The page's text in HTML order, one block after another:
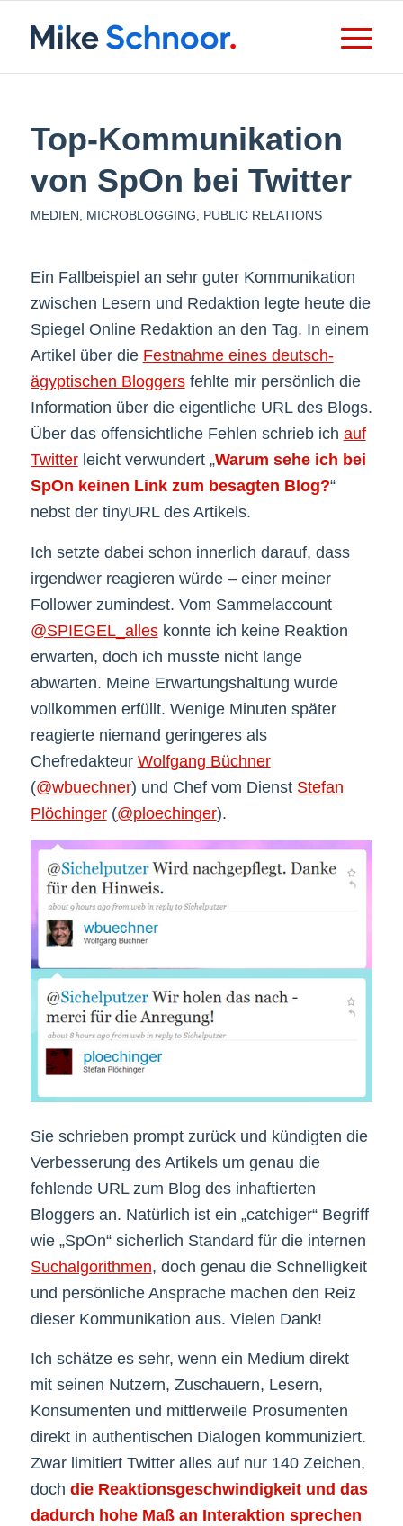
Top-Kommunikation
von SpOn bei Twitter
MEDIEN MICROBLOGGING PUBLIC RELATIONS
Ein Fallbeispiel an sehr guter Kommunikation
zwischen Lesern und Redaktion legte heute die
Spiegel Online Redaktion an den Tag. In einem
Artikel über die Festnahme eines deutsch-
ägyptischen Bloggersfehlte mir persönlich die
Information über die eigentliche URL des Blogs.
Über das offensichtliche Fehlen schrieb ich auf
Twitterleicht verwundert „Warum sehe ich bei
SpOn keinen Link zum besagten Blog?“
nebst der tinyURL des Artikels.
Ich setzte dabei schon innerlich darauf, dass
irgendwer reagieren würde – einer meiner
Follower zumindest. Vom Sammelaccount
@SPIEGEL_alleskonnte ich keine Reaktion
erwarten, doch ich musste nicht lange
abwarten. Meine Erwartungshaltung wurde
vollkommen erfüllt. Wenige Minuten später
reagierte niemand geringeres als
Chefredakteur Wolfgang Büchner
(@wbuechner) und Chef vom Dienst Stefan
Plöchinger(@ploechinger).
Sie schrieben prompt zurück und kündigten die
Verbesserung des Artikels um genau die
fehlende URL zum Blog des inhaftierten
Bloggers an. Natürlich ist ein „catchiger“ Begriff
wie „SpOn“ sicherlich Standard für die internen
Suchalgorithmen, doch genau die Schnelligkeit
und persönliche Ansprache machen den Reiz
dieser Kommunikation aus. Vielen Dank!
Ich schätze es sehr, wenn ein Medium direkt
mit seinen Nutzern, Zuschauern, Lesern,
Konsumenten und mittlerweile Prosumenten
direkt in authentischen Dialogen kommuniziert.
Zwar limitiert Twitter alles auf nur 140 Zeichen,
doch die Reaktionsgeschwindigkeit und das
dadurch hohe Maß an Interaktion sprechen